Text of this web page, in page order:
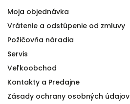
Moja objednávka
Vrátenie a odstúpenie od zmluvy
Požičovňa náradia
Servis
Veľkoobchod
Kontakty a Predajne
Zásady ochrany osobných údajov